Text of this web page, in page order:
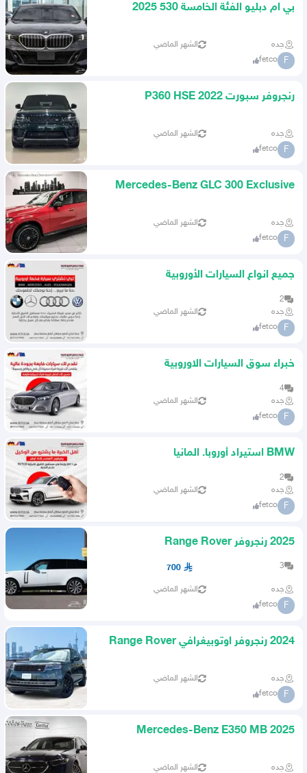
بي ام دبليو الفئة الخامسة 530 2025
جده الشهر الماضي
F
fetco
رنجروفر سبورت 2022 P360 HSE
جده الشهر الماضي
F
fetco
Mercedes-Benz GLC 300 Exclusive
جده الشهر الماضي
F
fetco
جميع انواع السيارات الأوروبية
2
جده
الشهر الماضي
F
fetco
خبراء سوق السيارات الاوروبية
4
جده
الشهر الماضي
F
fetco
BMW استيراد أوروبا. المانيا
2
جده
الشهر الماضي
F
fetco
2025 رنجروفر Range Rover
Autobiography
3
700
جده الشهر الماضي
F
fetco
2024 رنجروفر اوتوبيغرافي Range Rover
جده الشهر الماضي
F
fetco
2025 Mercedes-Benz E350 MB
جده الشهر الماضي